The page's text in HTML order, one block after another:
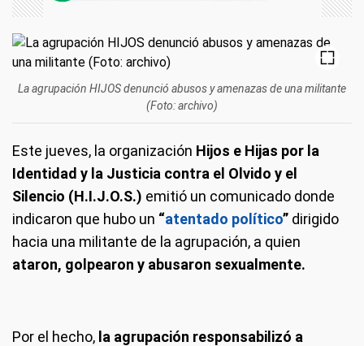
La agrupación HIJOS denunció abusos y amenazas de una militante
(Foto: archivo)
Este jueves, la organización Hijos e Hijas por la
Identidad y la Justicia contra el Olvido y el
Silencio (H.I.J.O.S.) emitió un comunicado donde
indicaron que hubo un “atentado político” dirigido
hacia una militante de la agrupación, a quien
ataron, golpearon y abusaron sexualmente.
Por el hecho, la agrupación responsabilizó a